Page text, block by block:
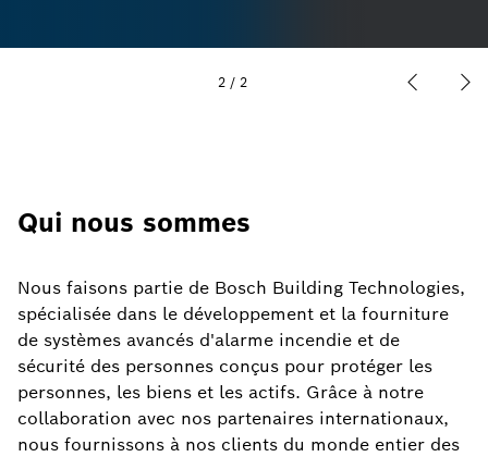
2 /2
Qui nous sommes
Nous faisons partie de Bosch Building Technologies,
spécialisée dans le développement et la fourniture
de systèmes avancés d'alarme incendie et de
sécurité des personnes conçus pour protéger les
personnes, les biens et les actifs. Grâce à notre
collaboration avec nos partenaires internationaux,
nous fournissons à nos clients du monde entier des